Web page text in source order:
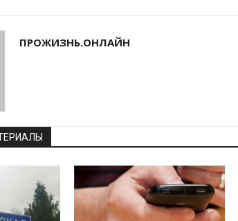
ПРОЖИЗНЬ.ОНЛАЙН